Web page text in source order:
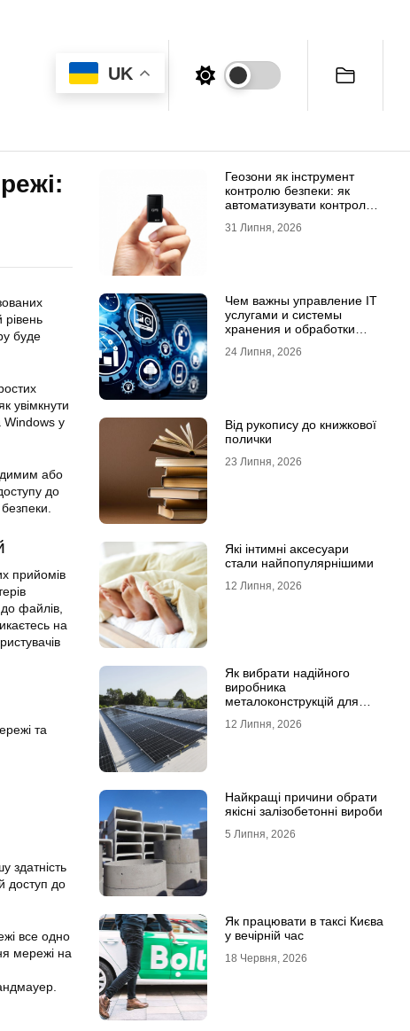
UK
буде
увімкнути
Windows у
або
до
прийомів
файлів,
на
та
здатність
доступ до
все одно
мережі на
Геозони як інструмент
контролю безпеки: як
автоматизувати контроль
31 Липня, 2026
Чем важны управление IT
услугами и системы
хранения и обработки
24 Липня, 2026
Від рукопису до книжкової
полички
23 Липня, 2026
Які інтимні аксесуари
стали найпопулярнішими
12 Липня, 2026
Як вибрати надійного
виробника
металоконструкцій для
12 Липня, 2026
Найкращі причини обрати
якісні залізобетонні вироби
5 Липня, 2026
Як працювати в таксі Києва
у вечірній час
18 Червня, 2026